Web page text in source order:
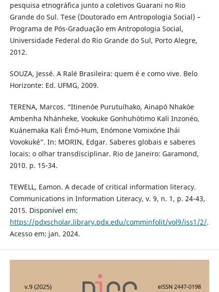
pesquisa etnográfica junto a coletivos Guarani no Rio
Grande do Sul. Tese (Doutorado em Antropologia Social) –
Programa de Pós-Graduação em Antropologia Social,
Universidade Federal do Rio Grande do Sul, Porto Alegre,
2012.
SOUZA, Jessé. A Ralé Brasileira: quem é e como vive. Belo
Horizonte: Ed. UFMG, 2009.
TERENA, Marcos. “Itinenóe Purutuíhako, Ainapó Nhakóe
Ambenha Nhánheke, Vookuke Gonhuhótimo Kali Inzonéo,
Kuánemaka Kali Émó-Hum, Enómone Vomixóne Ihái
Vovokuké”. In: MORIN, Edgar. Saberes globais e saberes
locais: o olhar transdisciplinar. Rio de Janeiro: Garamond,
2010. p. 15-34.
TEWELL, Eamon. A decade of critical information literacy.
Communications in Information Literacy, v. 9, n. 1, p. 24-43,
2015. Disponível em:
https://pdxscholar.library.pdx.edu/comminfolit/vol9/iss1/2/.
Acesso em: jan. 2024.